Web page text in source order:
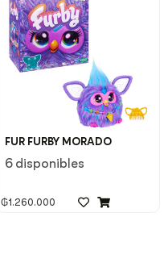
FUR FURBY MORADO
6 disponibles
₲1.260.000